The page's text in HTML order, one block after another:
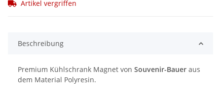
Artikel vergriffen
Beschreibung
Premium Kühlschrank Magnet von Souvenir-Bauer aus
dem Material Polyresin.